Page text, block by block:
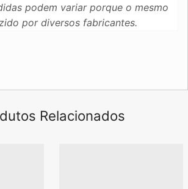
podem variar porque o mesmo
por diversos fabricantes.
Relacionados